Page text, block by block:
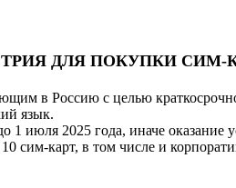
ДЛЯ ПОКУПКИ СИМ-
в Россию с целью
язык.
2025 года, иначе оказание
сим-карт, в том числе и